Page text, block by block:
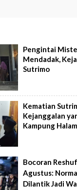
Pengintai
Mendadak,
Sutrimo
Kematian
Kejanggalan
Kampung
Bocoran
Agustus:
Dilantik Jadi